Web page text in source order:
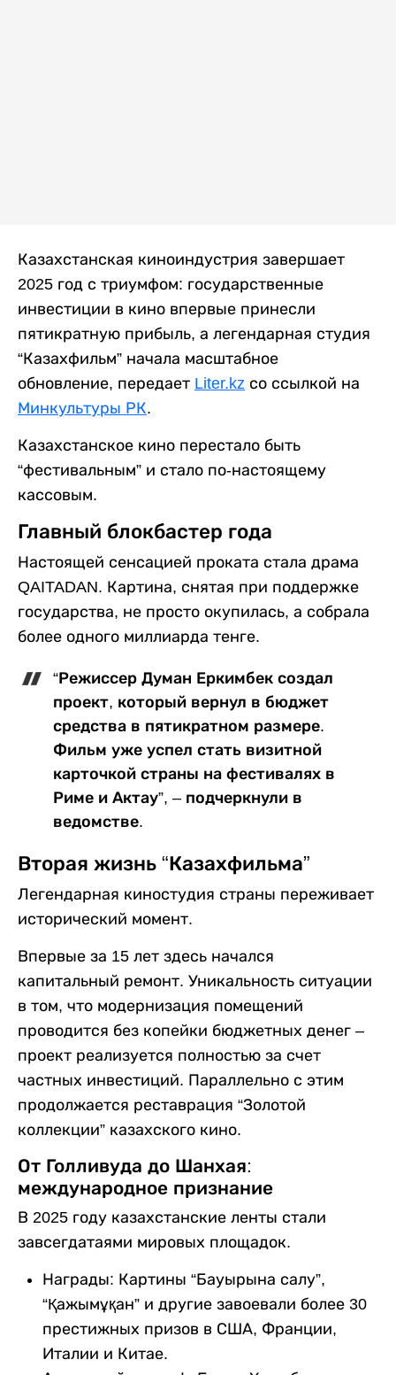
Казахстанская киноиндустрия завершает
2025 год с триумфом: государственные
инвестиции в кино впервые принесли
пятикратную прибыль, а легендарная студия
“Казахфильм” начала масштабное
обновление, передает Liter.kz со ссылкой на
Минкультуры РК.
Казахстанское кино перестало быть
“фестивальным” и стало по-настоящему
кассовым.
Главный блокбастер года
Настоящей сенсацией проката стала драма
QAITADAN. Картина, снятая при поддержке
государства, не просто окупилась, а собрала
более одного миллиарда тенге.
“Режиссер Думан Еркимбек создал
проект, который вернул в бюджет
средства в пятикратном размере.
Фильм уже успел стать визитной
карточкой страны на фестивалях в
Риме и Актау”, – подчеркнули в
ведомстве.
Вторая жизнь “Казахфильма”
Легендарная киностудия страны переживает
исторический момент.
Впервые за 15 лет здесь начался
капитальный ремонт. Уникальность ситуации
в том, что модернизация помещений
проводится без копейки бюджетных денег –
проект реализуется полностью за счет
частных инвестиций. Параллельно с этим
продолжается реставрация “Золотой
коллекции” казахского кино.
От Голливуда до Шанхая:
международное признание
В 2025 году казахстанские ленты стали
завсегдатаями мировых площадок.
Награды: Картины “Бауырына салу”,
“Қажымұқан” и другие завоевали более 30
престижных призов в США, Франции,
Италии и Китае.